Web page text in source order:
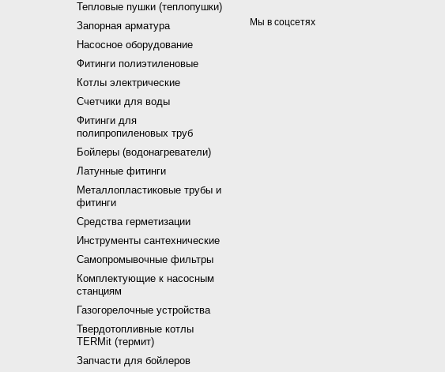
Тепловые пушки (теплопушки)
Запорная арматура
Насосное оборудование
Фитинги полиэтиленовые
Котлы электрические
Счетчики для воды
Фитинги для
полипропиленовых труб
Бойлеры (водонагреватели)
Латунные фитинги
Металлопластиковые трубы и
фитинги
Средства герметизации
Инструменты сантехнические
Самопромывочные фильтры
Комплектующие к насосным
станциям
Газогорелочные устройства
Твердотопливные котлы
TERMit (термит)
Запчасти для бойлеров
Мы в соцсетях